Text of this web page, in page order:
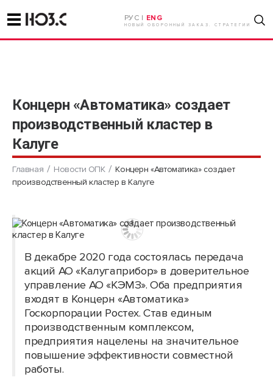
РУС | ENG
НОВЫЙ ОБОРОННЫЙ ЗАКАЗ. СТРАТЕГИИ
Концерн «Автоматика» создает
производственный кластер в
Калуге
Главная Новости ОПК
Концерн «Автоматика» создает
производственный кластер в Калуге
В декабре 2020 года состоялась передача
акций АО «Калугаприбор» в доверительное
управление АО «КЭМЗ». Оба предприятия
входят в Концерн «Автоматика»
Госкорпорации Ростех. Став единым
производственным комплексом,
предприятия нацелены на значительное
повышение эффективности совместной
работы.